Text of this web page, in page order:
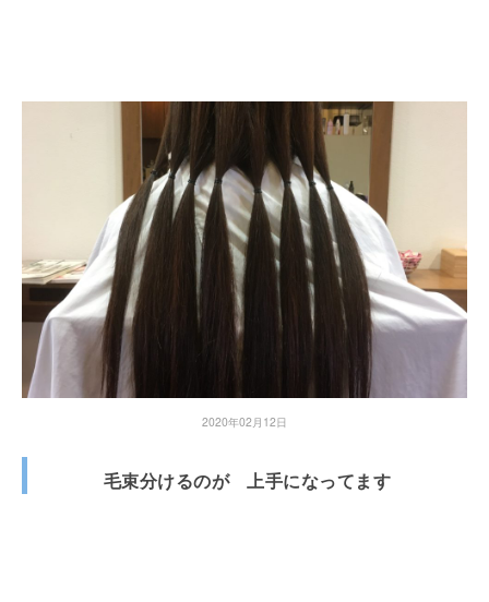
2020年02月12日
毛束分けるのが 上手になってます